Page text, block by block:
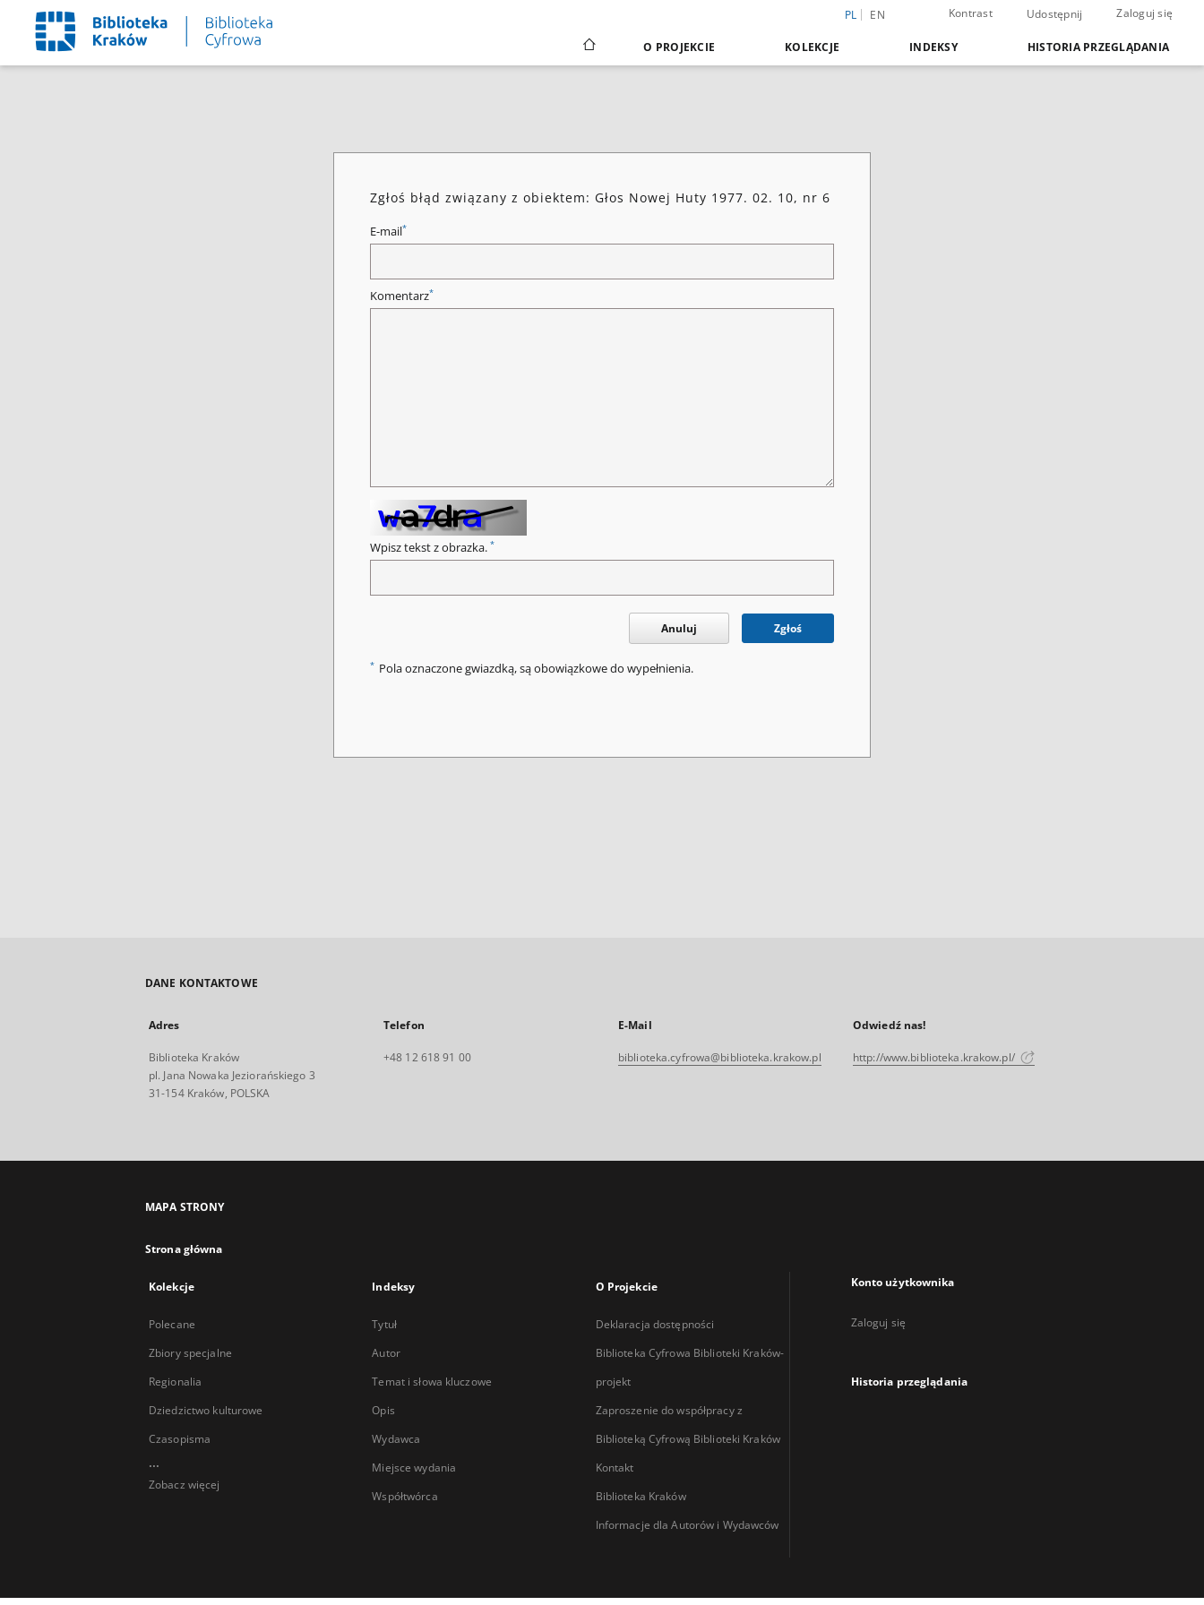
PL EN Kontrast Udostępnij Zaloguj się
O PROJEKCIE KOLEKCJE INDEKSY HISTORIA PRZEGLĄDANIA
Zgłoś błąd związany z obiektem: Głos Nowej Huty 1977. 02. 10, nr 6
E-mail*
Komentarz*
Wpisz tekst z obrazka. *
Anuluj Zgłoś
* Pola oznaczone gwiazdką, są obowiązkowe do wypełnienia.
DANE KONTAKTOWE
Adres
Biblioteka Kraków
pl. Jana Nowaka Jeziorańskiego 3
31-154 Kraków, POLSKA
Telefon
+48 12 618 91 00
E-Mail
biblioteka.cyfrowa@biblioteka.krakow.pl
Odwiedź nas!
http://www.biblioteka.krakow.pl/
MAPA STRONY
Strona główna
Kolekcje
Polecane
Zbiory specjalne
Regionalia
Dziedzictwo kulturowe
Czasopisma
...
Zobacz więcej
Indeksy
Tytuł
Autor
Temat i słowa kluczowe
Opis
Wydawca
Miejsce wydania
Współtwórca
O Projekcie
Deklaracja dostępności
Biblioteka Cyfrowa Biblioteki Kraków-
projekt
Zaproszenie do współpracy z
Biblioteką Cyfrową Biblioteki Kraków
Kontakt
Biblioteka Kraków
Informacje dla Autorów i Wydawców
Konto użytkownika
Zaloguj się
Historia przeglądania